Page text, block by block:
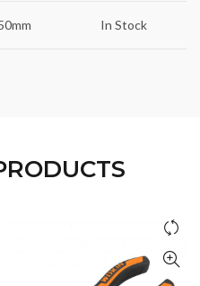
In Stock